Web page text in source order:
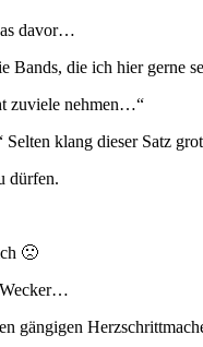
davor…
Bands, die ich hier gerne
zuviele nehmen…“
klang dieser Satz
dürfen.
🙁
Wecker…
gängigen